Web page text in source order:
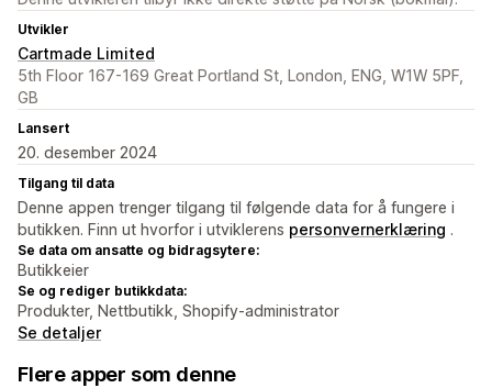
Utvikler
Cartmade Limited
5th Floor 167-169 Great Portland St, London, ENG, W1W 5PF,
GB
Lansert
20. desember 2024
Tilgang til data
Denne appen trenger tilgang til følgende data for å fungere i
butikken. Finn ut hvorfor i utviklerens personvernerklæring .
Se data om ansatte og bidragsytere:
Butikkeier
Se og rediger butikkdata:
Produkter, Nettbutikk, Shopify-administrator
Se detaljer
Flere apper som denne